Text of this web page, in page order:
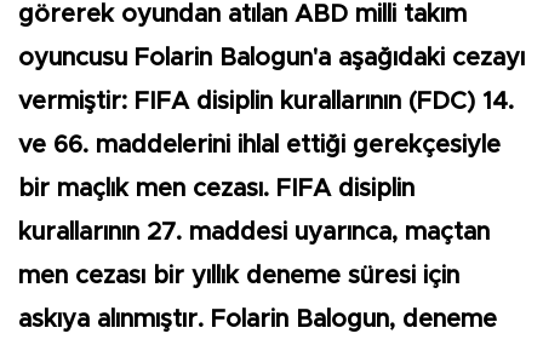
görerek oyundan atılan ABD milli takım
oyuncusu Folarin Balogun'a aşağıdaki cezayı
vermiştir: FIFA disiplin kurallarının (FDC) 14.
ve 66. maddelerini ihlal ettiği gerekçesiyle
bir maçlık men cezası. FIFA disiplin
kurallarının 27. maddesi uyarınca, maçtan
men cezası bir yıllık deneme süresi için
askıya alınmıştır. Folarin Balogun, deneme